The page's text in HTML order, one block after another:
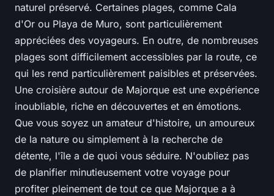
naturel préservé. Certaines plages, comme Cala
d'Or ou Playa de Muro, sont particulièrement
appréciées des voyageurs. En outre, de nombreuses
plages sont difficilement accessibles par la route, ce
qui les rend particulièrement paisibles et préservées.
Une croisière autour de Majorque est une expérience
inoubliable, riche en découvertes et en émotions.
Que vous soyez un amateur d'histoire, un amoureux
de la nature ou simplement à la recherche de
détente, l'île a de quoi vous séduire. N'oubliez pas
de planifier minutieusement votre voyage pour
profiter pleinement de tout ce que Majorque a à